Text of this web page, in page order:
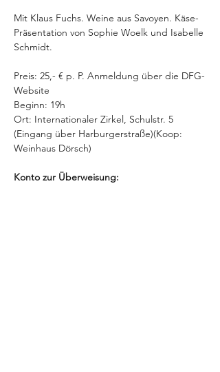
Mit Klaus Fuchs. Weine aus Savoyen. Käse-
Präsentation von Sophie Woelk und Isabelle
Schmidt.
Preis: 25,- € p. P. Anmeldung über die DFG-
Website
Beginn: 19h
Ort: Internationaler Zirkel, Schulstr. 5
(Eingang über Harburgerstraße)(Koop:
Weinhaus Dörsch)
Konto zur Überweisung: